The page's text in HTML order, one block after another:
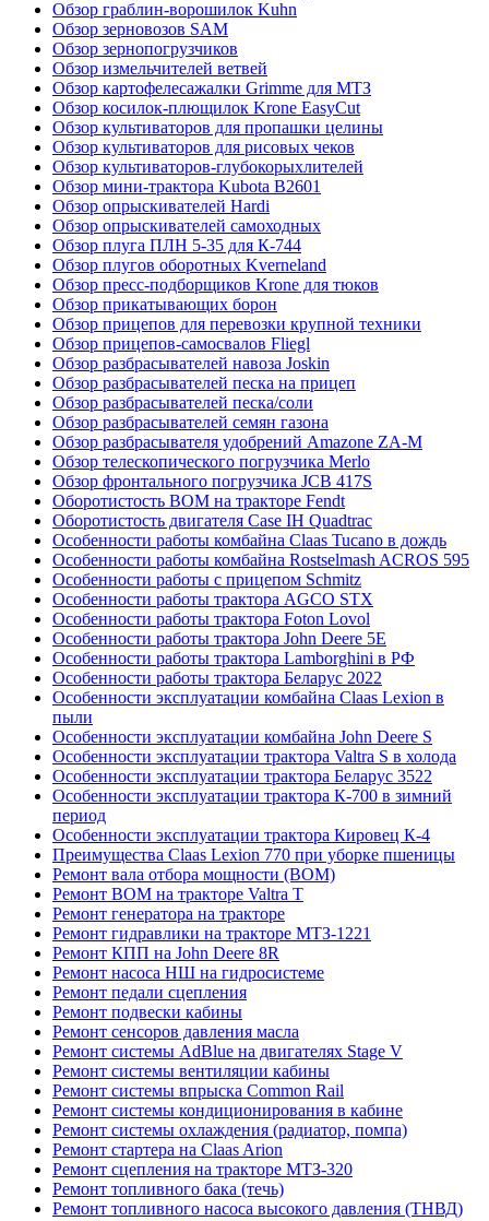
Обзор граблин-ворошилок Kuhn
Обзор зерновозов SAM
Обзор зернопогрузчиков
Обзор измельчителей ветвей
Обзор картофелесажалки Grimme для МТЗ
Обзор косилок-плющилок Krone EasyCut
Обзор культиваторов для пропашки целины
Обзор культиваторов для рисовых чеков
Обзор культиваторов-глубокорыхлителей
Обзор мини-трактора Kubota B2601
Обзор опрыскивателей Hardi
Обзор опрыскивателей самоходных
Обзор плуга ПЛН 5-35 для К-744
Обзор плугов оборотных Kverneland
Обзор пресс-подборщиков Krone для тюков
Обзор прикатывающих борон
Обзор прицепов для перевозки крупной техники
Обзор прицепов-самосвалов Fliegl
Обзор разбрасывателей навоза Joskin
Обзор разбрасывателей песка на прицеп
Обзор разбрасывателей песка/соли
Обзор разбрасывателей семян газона
Обзор разбрасывателя удобрений Amazone ZA-M
Обзор телескопического погрузчика Merlo
Обзор фронтального погрузчика JCB 417S
Оборотистость ВОМ на тракторе Fendt
Оборотистость двигателя Case IH Quadtrac
Особенности работы комбайна Claas Tucano в дождь
Особенности работы комбайна Rostselmash ACROS 595
Особенности работы с прицепом Schmitz
Особенности работы трактора AGCO STX
Особенности работы трактора Foton Lovol
Особенности работы трактора John Deere 5E
Особенности работы трактора Lamborghini в РФ
Особенности работы трактора Беларус 2022
Особенности эксплуатации комбайна Claas Lexion в
пыли
Особенности эксплуатации комбайна John Deere S
Особенности эксплуатации трактора Valtra S в холода
Особенности эксплуатации трактора Беларус 3522
Особенности эксплуатации трактора К-700 в зимний
период
Особенности эксплуатации трактора Кировец К-4
Преимущества Claas Lexion 770 при уборке пшеницы
Ремонт вала отбора мощности (ВОМ)
Ремонт ВОМ на тракторе Valtra T
Ремонт генератора на тракторе
Ремонт гидравлики на тракторе МТЗ-1221
Ремонт КПП на John Deere 8R
Ремонт насоса НШ на гидросистеме
Ремонт педали сцепления
Ремонт подвески кабины
Ремонт сенсоров давления масла
Ремонт системы AdBlue на двигателях Stage V
Ремонт системы вентиляции кабины
Ремонт системы впрыска Common Rail
Ремонт системы кондиционирования в кабине
Ремонт системы охлаждения (радиатор, помпа)
Ремонт стартера на Claas Arion
Ремонт сцепления на тракторе МТЗ-320
Ремонт топливного бака (течь)
Ремонт топливного насоса высокого давления (ТНВД)